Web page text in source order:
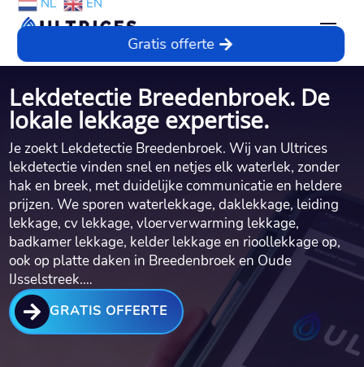
NL EN
Gratis offerte
Lekdetectie Breedenbroek. De
lokale lekkage expertise.
Je zoekt Lekdetectie Breedenbroek.​ Wij van Ultrices
lekdetectie vinden snel en netjes elk waterlek, zonder
hak en breek, met duidelijke communicatie en heldere
prijzen.​ We sporen waterlekkage, daklekkage, leiding
lekkage, cv lekkage, vloerverwarming lekkage,
badkamer lekkage, kelder lekkage en rioollekkage op,
ook op platte daken in Breedenbroek en Oude
IJsselstreek.​…
 GRATIS OFFERTE